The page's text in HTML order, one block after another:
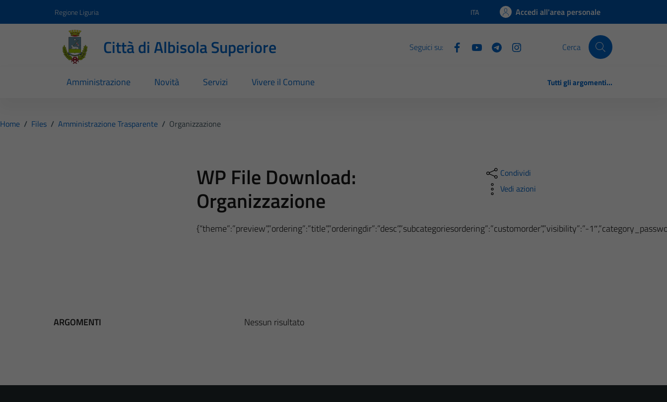
Regione Liguria Lingua attiva:
ITA Accedi all'area personale
Città di Albisola Superiore Seguici su: Cerca
Amministrazione Novità Servizi Vivere il Comune Tutti gli argomenti...
Home / Files / Amministrazione Trasparente / Organizzazione
WP File Download:
Organizzazione
{“theme”:”preview”,”ordering”:”title”,”orderingdir”:”desc”,”subcategoriesordering”:”customorder”,”visibility”:”-
Condividi
Vedi azioni
ARGOMENTI Nessun risultato